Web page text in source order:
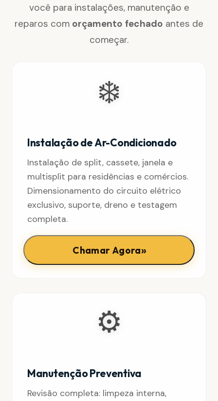
você para instalações, manutenção e
reparos com orçamento fechado antes de
começar.
❄️
Instalação de Ar-Condicionado
Instalação de split, cassete, janela e
multisplit para residências e comércios.
Dimensionamento do circuito elétrico
exclusivo, suporte, dreno e testagem
completa.
Chamar Agora»
⚙️
Manutenção Preventiva
Revisão completa: limpeza interna,